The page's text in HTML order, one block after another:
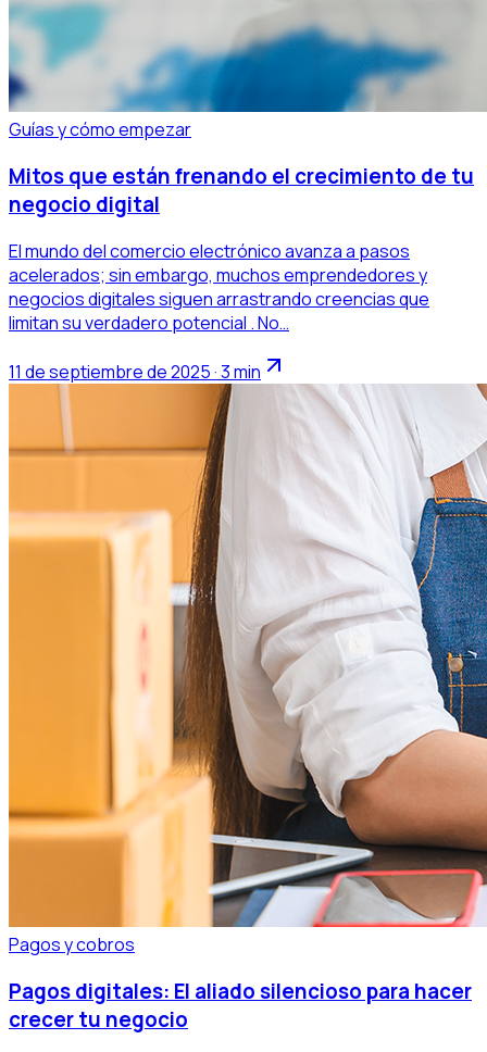
Guías y cómo empezar
Mitos que están frenando el crecimiento de tu
negocio digital
El mundo del comercio electrónico avanza a pasos
acelerados; sin embargo, muchos emprendedores y
negocios digitales siguen arrastrando creencias que
limitan su verdadero potencial . No…
11 de septiembre de 2025 · 3 min
Pagos y cobros
Pagos digitales: El aliado silencioso para hacer
crecer tu negocio